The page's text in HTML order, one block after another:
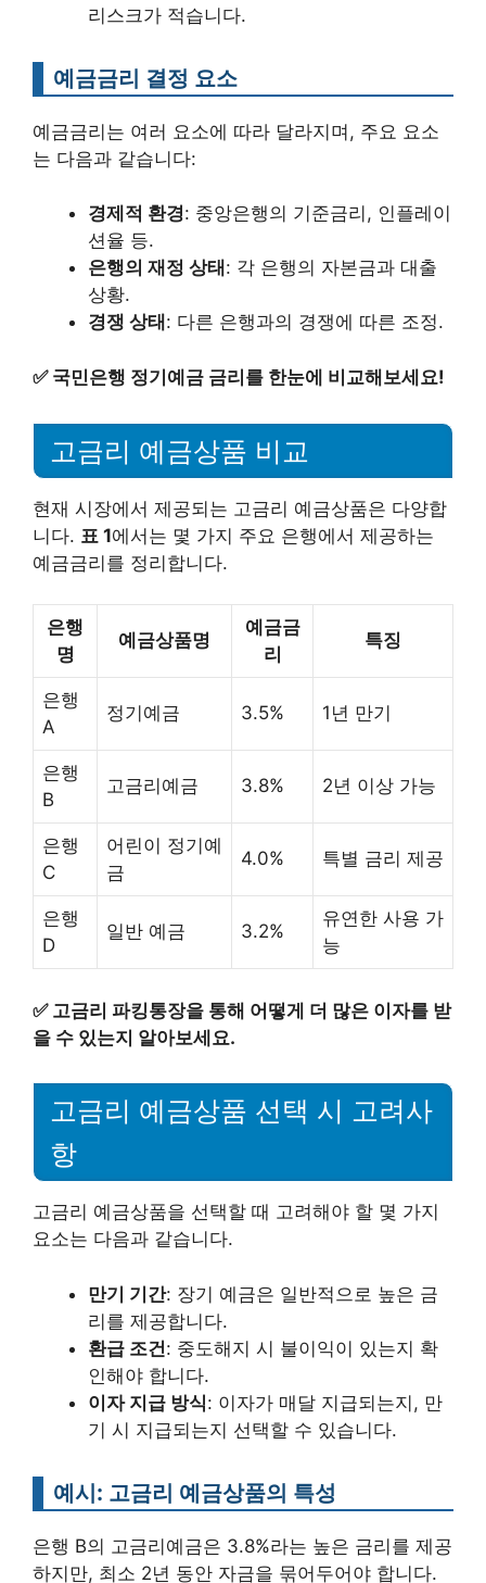
리스크가 적습니다.
예금금리 결정 요소
예금금리는 여러 요소에 따라 달라지며, 주요 요소
는 다음과 같습니다:
경제적 환경: 중앙은행의 기준금리, 인플레이
션율 등.
은행의 재정 상태 : 각 은행의 자본금과 대출
상황.
경쟁 상태 : 다른 은행과의 경쟁에 따른 조정.
✅ 국민은행 정기예금 금리를 한눈에 비교해보세요!
고금리 예금상품 비교
현재 시장에서 제공되는 고금리 예금상품은 다양합
니다. 표 1에서는 몇 가지 주요 은행에서 제공하는
예금금리를 정리합니다.
은행
명
예금상품명
예금금
리
특징
은행
A
정기예금 3.5% 1년 만기
은행
B
고금리예금 3.8% 2년 이상 가능
은행
C
어린이 정기예
금
4.0% 특별 금리 제공
은행
D
일반 예금 3.2%
유연한 사용 가
능
✅ 고금리 파킹통장을 통해 어떻게 더 많은 이자를 받
을 수 있는지 알아보세요.
고금리 예금상품 선택 시 고려사
항
고금리 예금상품을 선택할 때 고려해야 할 몇 가지
요소는 다음과 같습니다.
만기 기간: 장기 예금은 일반적으로 높은 금
리를 제공합니다.
환급 조건: 중도해지 시 불이익이 있는지 확
인해야 합니다.
이자 지급 방식: 이자가 매달 지급되는지, 만
기 시 지급되는지 선택할 수 있습니다.
예시: 고금리 예금상품의 특성
은행 B의 고금리예금은 3.8%라는 높은 금리를 제공
하지만, 최소 2년 동안 자금을 묶어두어야 합니다.